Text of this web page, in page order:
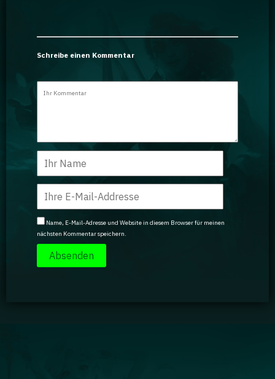
Schreibe einen Kommentar
Name, E-Mail-Adresse und Website in diesem Browser für meinen
nächsten Kommentar speichern.